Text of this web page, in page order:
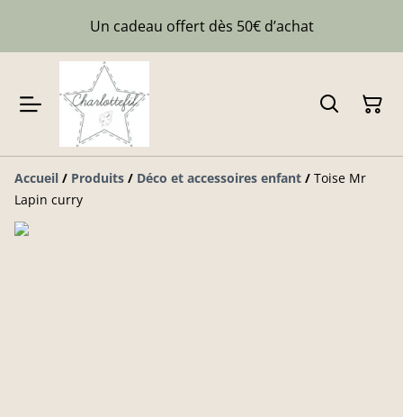
Un cadeau offert dès 50€ d’achat
Accueil / Produits / Déco et accessoires enfant / Toise Mr
Lapin curry